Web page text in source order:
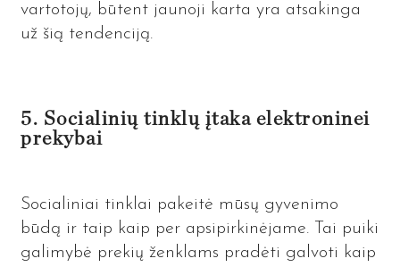
vartotojų, būtent jaunoji karta yra atsakinga
už šią tendenciją.
5. Socialinių tinklų įtaka elektroninei
prekybai
Socialiniai tinklai pakeitė mūsų gyvenimo
būdą ir taip kaip per apsipirkinėjame. Tai puiki
galimybė prekių ženklams pradėti galvoti kaip